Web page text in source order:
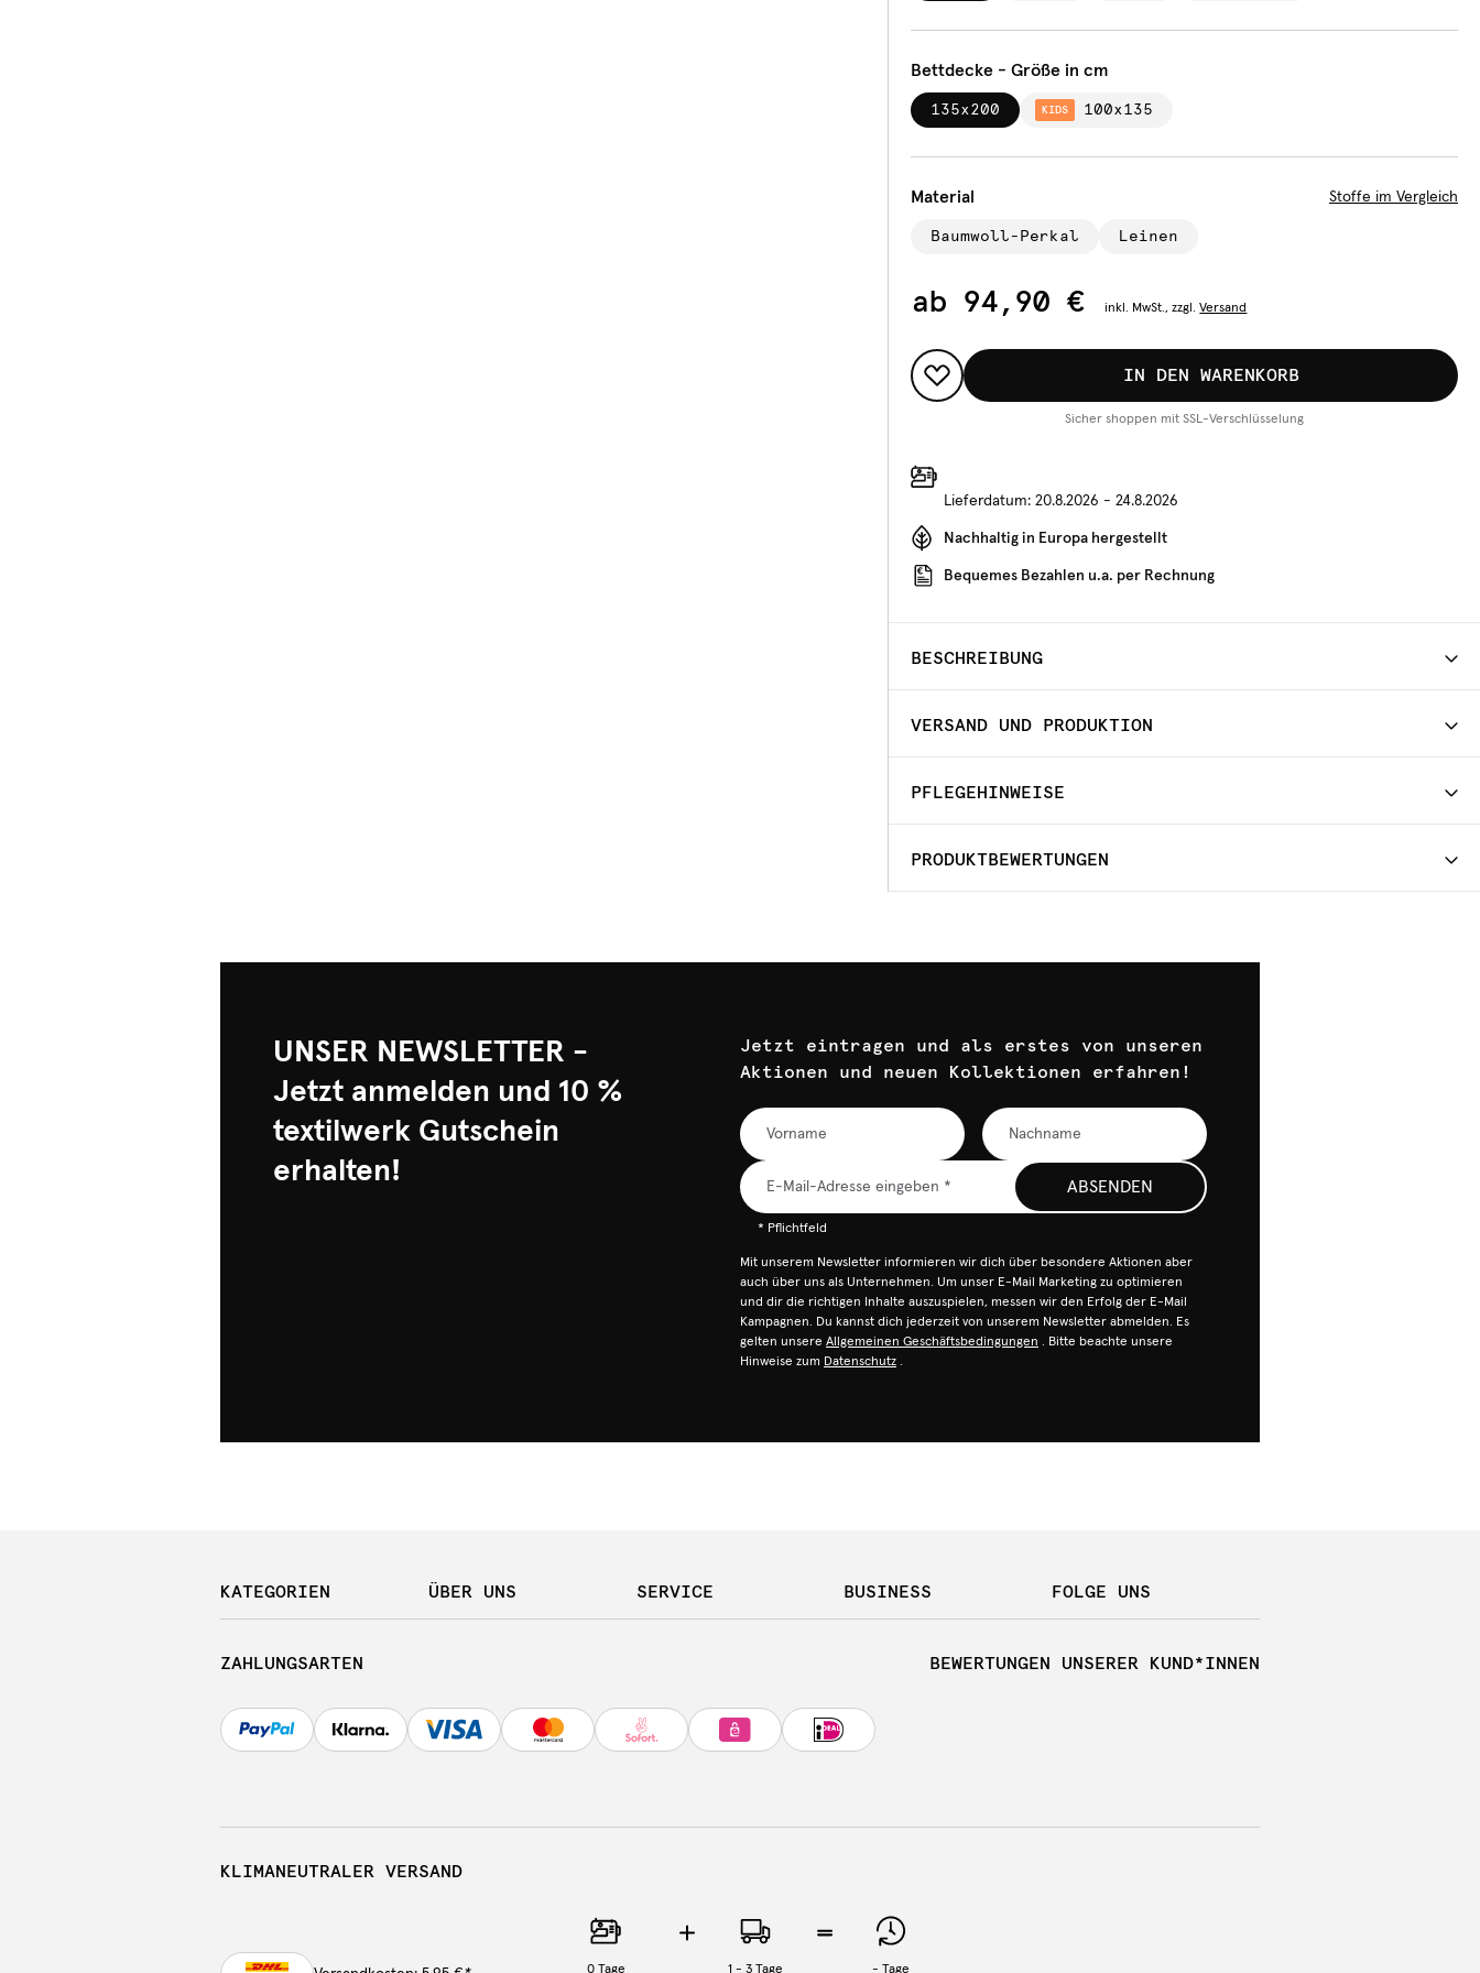
Bettdecke - Größe in cm
135x200 KIDS 100x135
Material Stoffe im Vergleich
Baumwoll-Perkal Leinen
ab 94,90 € inkl. MwSt., zzgl. Versand
IN DEN WARENKORB
Sicher shoppen mit SSL-Verschlüsselung
Lieferdatum: 20.8.2026 - 24.8.2026
Nachhaltig in Europa hergestellt
Bequemes Bezahlen u.a. per Rechnung
BESCHREIBUNG
VERSAND UND PRODUKTION
PFLEGEHINWEISE
PRODUKTBEWERTUNGEN
UNSER NEWSLETTER -
Jetzt anmelden und 10 %
textilwerk Gutschein
erhalten!
Jetzt eintragen und als erstes von unseren
Aktionen und neuen Kollektionen erfahren!
ABSENDEN
* Pflichtfeld
Mit unserem Newsletter informieren wir dich über besondere Aktionen aber
auch über uns als Unternehmen. Um unser E-Mail Marketing zu optimieren
und dir die richtigen Inhalte auszuspielen, messen wir den Erfolg der E-Mail
Kampagnen. Du kannst dich jederzeit von unserem Newsletter abmelden. Es
gelten unsere Allgemeinen Geschäftsbedingungen . Bitte beachte unsere
Hinweise zum Datenschutz .
KATEGORIEN ÜBER UNS SERVICE BUSINESS FOLGE UNS
ZAHLUNGSARTEN BEWERTUNGEN UNSERER KUND*INNEN
KLIMANEUTRALER VERSAND
0Tage 1 - 3 Tage - Tage